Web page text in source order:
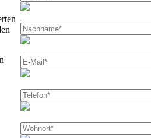
dieses
leer.